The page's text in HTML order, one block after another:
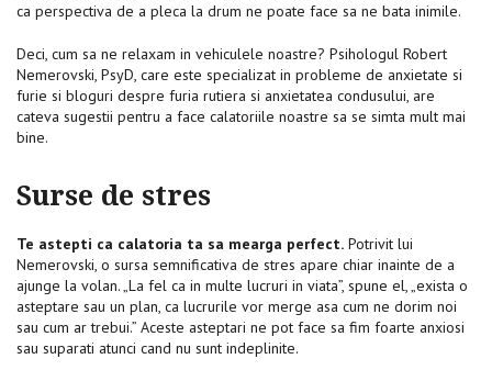
ca perspectiva de a pleca la drum ne poate face sa ne bata inimile.
Deci, cum sa ne relaxam in vehiculele noastre? Psihologul Robert
Nemerovski, PsyD, care este specializat in probleme de anxietate si
furie si bloguri despre furia rutiera si anxietatea condusului, are
cateva sugestii pentru a face calatoriile noastre sa se simta mult mai
bine.
Surse de stres
Te astepti ca calatoria ta sa mearga perfect. Potrivit lui
Nemerovski, o sursa semnificativa de stres apare chiar inainte de a
ajunge la volan. „La fel ca in multe lucruri in viata”, spune el, „exista o
asteptare sau un plan, ca lucrurile vor merge asa cum ne dorim noi
sau cum ar trebui.” Aceste asteptari ne pot face sa fim foarte anxiosi
sau suparati atunci cand nu sunt indeplinite.